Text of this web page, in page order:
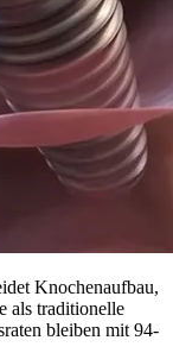
Knochenaufbau,
als traditionelle
bleiben mit 94-